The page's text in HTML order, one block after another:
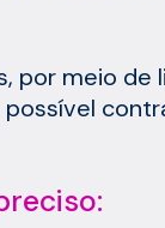
por meio de